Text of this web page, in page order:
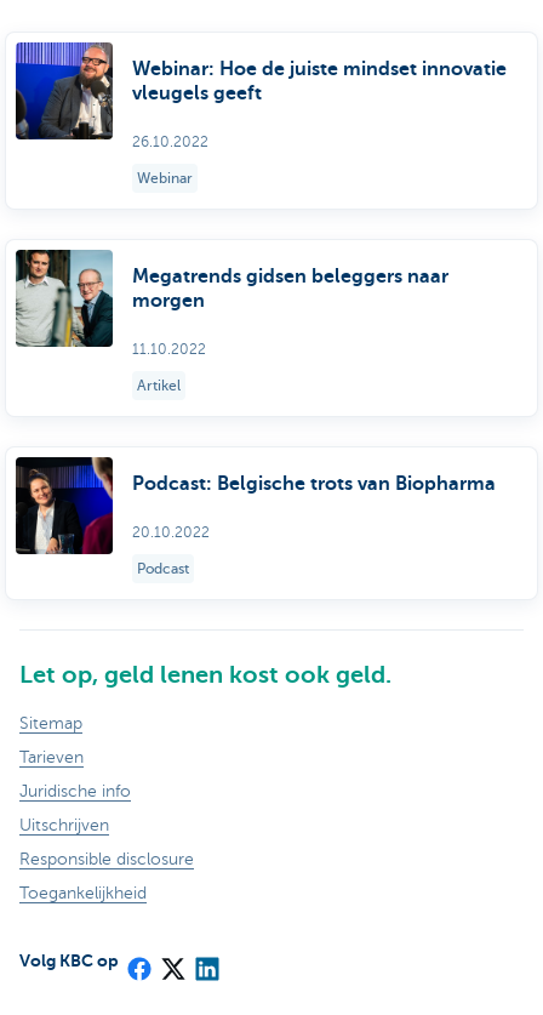
Webinar: Hoe de juiste mindset innovatie
vleugels geeft
26.10.2022
Webinar
Megatrends gidsen beleggers naar
morgen
11.10.2022
Artikel
Podcast: Belgische trots van Biopharma
20.10.2022
Podcast
Let op, geld lenen kost ook geld.
Sitemap
Tarieven
Juridische info
Uitschrijven
Responsible disclosure
Toegankelijkheid
Volg KBC op